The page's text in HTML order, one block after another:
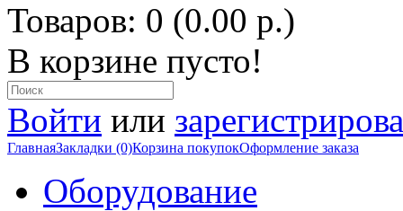
Товаров: 0 (0.00 р.)
В корзине пусто!
Войти или
ГлавнаяЗакладки (0)Корзина покупокОформление заказа
Оборудование